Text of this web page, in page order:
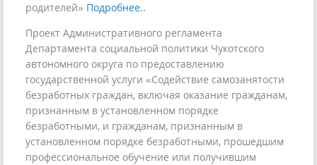
родителей» Подробнее..
Проект Административного регламента
Департамента социальной политики Чукотского
автономного округа по предоставлению
государственной услуги «Содействие самозанятости
безработных граждан, включая оказание гражданам,
признанным в установленном порядке
безработными, и гражданам, признанным в
установленном порядке безработными, прошедшим
профессиональное обучение или получившим